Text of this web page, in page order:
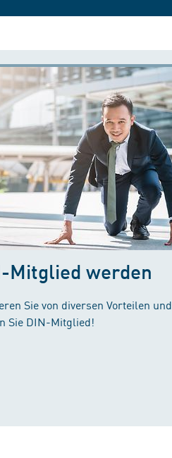
Mitglied werden
Sie von diversen Vorteilen und
Sie DIN-Mitglied!